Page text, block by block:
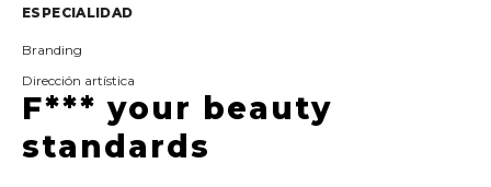
ESPECIALIDAD
Branding
Dirección artística
F*** your beauty
standards